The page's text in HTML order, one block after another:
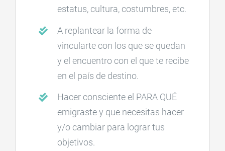
estatus, cultura, costumbres, etc.
A replantear la forma de
vincularte con los que se quedan
y el encuentro con el que te recibe
en el país de destino.
Hacer consciente el PARA QUÉ
emigraste y que necesitas hacer
y/o cambiar para lograr tus
objetivos.